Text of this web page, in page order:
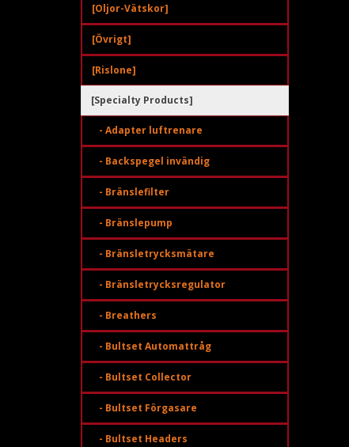
[Oljor-Vätskor]
[Övrigt]
[Rislone]
[Specialty Products]
- Adapter luftrenare
- Backspegel invändig
- Bränslefilter
- Bränslepump
- Bränsletrycksmätare
- Bränsletrycksregulator
- Breathers
- Bultset Automattråg
- Bultset Collector
- Bultset Förgasare
- Bultset Headers